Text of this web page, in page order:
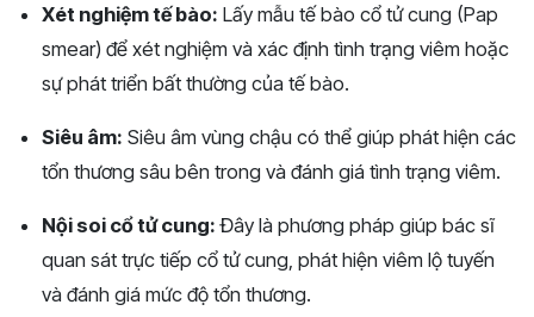
Xét nghiệm tế bào: Lấy mẫu tế bào cổ tử cung (Pap
smear) để xét nghiệm và xác định tình trạng viêm hoặc
sự phát triển bất thường của tế bào.
Siêu âm: Siêu âm vùng chậu có thể giúp phát hiện các
tổn thương sâu bên trong và đánh giá tình trạng viêm.
Nội soi cổ tử cung: Đây là phương pháp giúp bác sĩ
quan sát trực tiếp cổ tử cung, phát hiện viêm lộ tuyến
và đánh giá mức độ tổn thương.